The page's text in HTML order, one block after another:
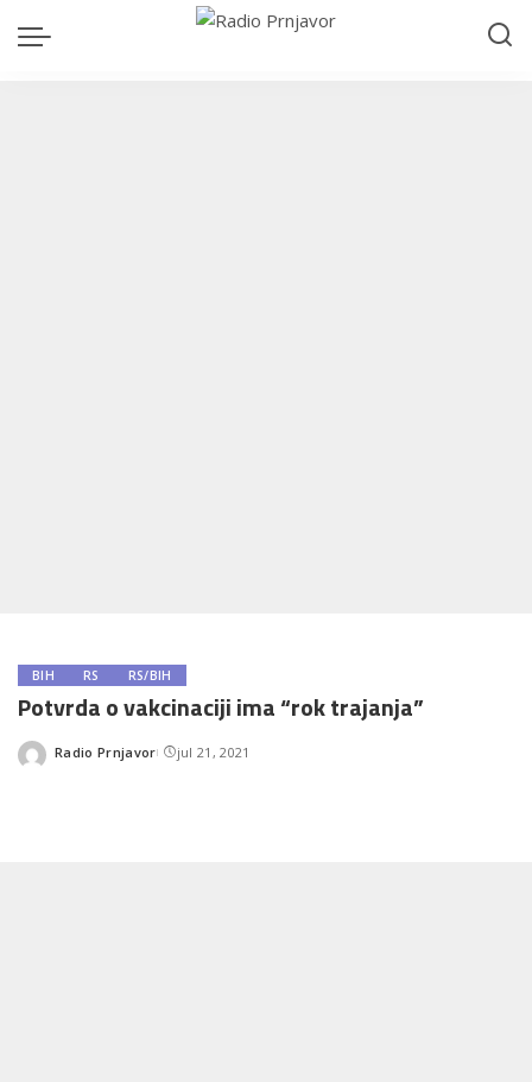
BIH RS RS/BIH
Potvrda o vakcinaciji ima “rok trajanja”
Posted
Radio Prnjavor jul 21, 2021